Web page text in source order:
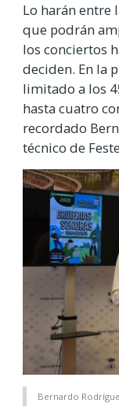
Lo harán entre
que podrán
los conciertos
deciden. En la
limitado a los
hasta cuatro
recordado
técnico de
Bernardo